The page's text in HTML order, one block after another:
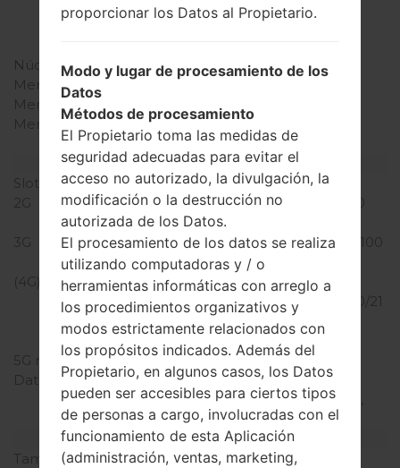
4x2.0 GHz Cortex-A57
Qualcomm MSM8994
Núcleos de UCP
ocho núcleos
Memoria RAM
Memoria interna
16GB
Memoria externa
microSD, hasta 256 GB
(ranura dedicada)
Red y Datos
Slot de tarjeta
1 Micro-SIM
2G
GSM 850/900/1800/1900
MHz
3G
HSDPA 850/900/1900/2100
MHz
(4G) LTE
LTE Cat4
700/850/1700/1800/1900/21
00/2600 (Bands
1,2,3,4,5,7,17)
5G network
-
Datos
GPRS, EDGE, UMTS,
HSDPA, HSUPA, HSPA+,
LTE
Pantalla
Tamaño de la pantalla
5.5 pulgadas (~73.5%
proporcionar los Datos al Propietario.
Modo y lugar de procesamiento de los
Datos
Métodos de procesamiento
El Propietario toma las medidas de
seguridad adecuadas para evitar el
acceso no autorizado, la divulgación, la
modificación o la destrucción no
autorizada de los Datos.
El procesamiento de los datos se realiza
utilizando computadoras y / o
herramientas informáticas con arreglo a
los procedimientos organizativos y
modos estrictamente relacionados con
los propósitos indicados. Además del
Propietario, en algunos casos, los Datos
pueden ser accesibles para ciertos tipos
de personas a cargo, involucradas con el
funcionamiento de esta Aplicación
(administración, ventas, marketing,